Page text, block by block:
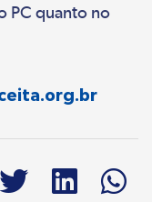
PC quanto no